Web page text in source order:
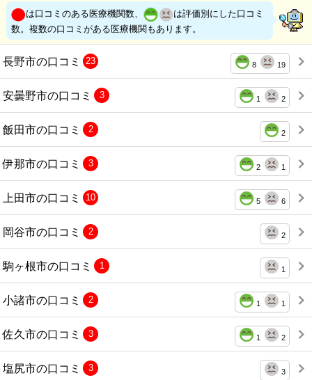
は口コミのある医療機関数、
は評価別にした口コミ
数。複数の口コミがある医療機関もあります。
長野市の口コミ 8 19
23
安曇野市の口コミ 1 2
3
飯田市の口コミ 2
2
伊那市の口コミ 2 1
3
上田市の口コミ 5 6
10
岡谷市の口コミ 2
2
駒ヶ根市の口コミ 1
1
小諸市の口コミ 1 1
2
佐久市の口コミ 1 2
3
塩尻市の口コミ 3
3